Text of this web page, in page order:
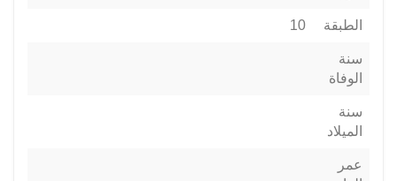
الطبقة 10
سنة
الوفاة
سنة
الميلاد
عمر